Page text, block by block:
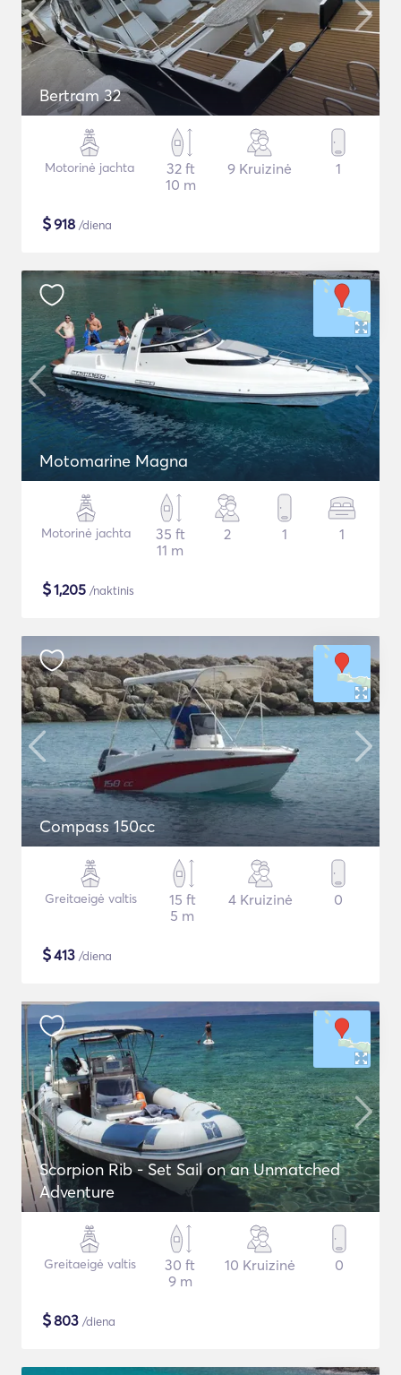
Bertram 32
Motorinė jachta
32 ft
10 m
9 Kruizinė 1
$918 /diena
Motomarine Magna
Motorinė jachta
35 ft
11 m
2 1 1
$1,205 /naktinis
Compass 150cc
Greitaeigė valtis
15 ft
5 m
4 Kruizinė 0
$413 /diena
Scorpion Rib - Set Sail on an Unmatched
Adventure
Greitaeigė valtis
30 ft
9 m
10 Kruizinė 0
$803 /diena